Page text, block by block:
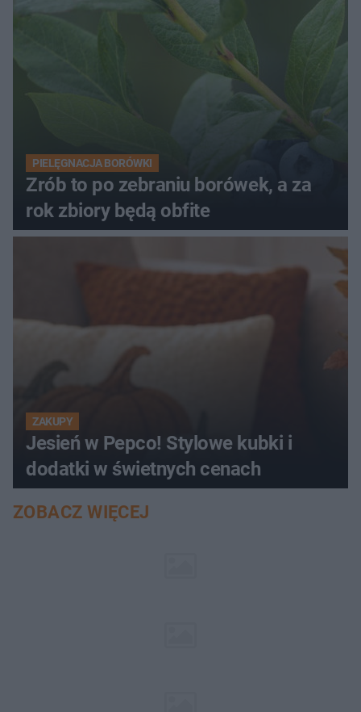
PIELĘGNACJA BORÓWKI
Zrób to po zebraniu borówek, a za
rok zbiory będą obfite
ZAKUPY
Jesień w Pepco! Stylowe kubki i
dodatki w świetnych cenach
ZOBACZ WIĘCEJ